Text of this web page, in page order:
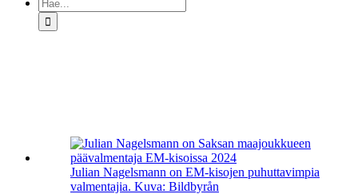
...
isompanaJulian Nagelsmann on EM-kisojen puhuttavimpia
valmentajia. Kuva: Bildbyrån